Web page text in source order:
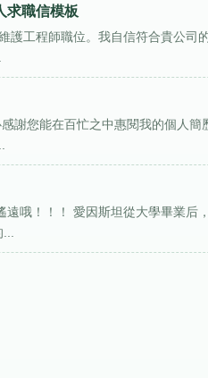
求職信模板
護工程師職位。我自信符合貴公司
謝您能在百忙之中惠閱我的個人簡
哦！！！ 愛因斯坦從大學畢業后